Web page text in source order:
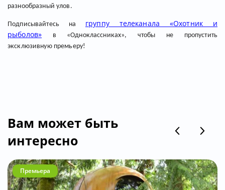
разнообразный улов.
Подписывайтесь на группу телеканала «Охотник и
рыболов» в «Одноклассниках», чтобы не пропустить
эксклюзивную премьеру!
Вам может быть
интересно
Премьера